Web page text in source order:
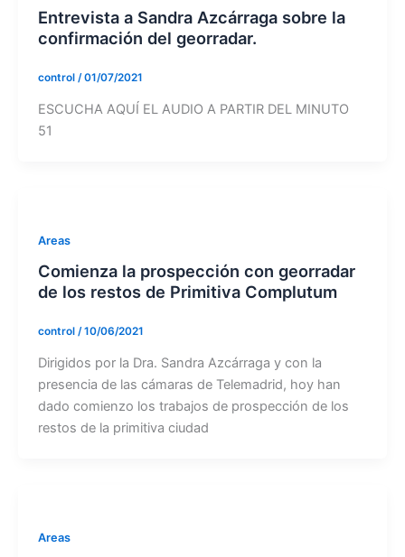
Entrevista a Sandra Azcárraga sobre la
confirmación del georradar.
control /01/07/2021
ESCUCHA AQUÍ EL AUDIO A PARTIR DEL MINUTO
51
Areas
Comienza la prospección con georradar
de los restos de Primitiva Complutum
control /10/06/2021
Dirigidos por la Dra. Sandra Azcárraga y con la
presencia de las cámaras de Telemadrid, hoy han
dado comienzo los trabajos de prospección de los
restos de la primitiva ciudad
Areas